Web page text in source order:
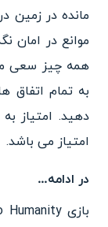
مانده در زمین
موانع در امان
همه چیز سعی می
به تمام اتفاق
دهید. امتیاز
امتیاز می باشد.
در ادامه…